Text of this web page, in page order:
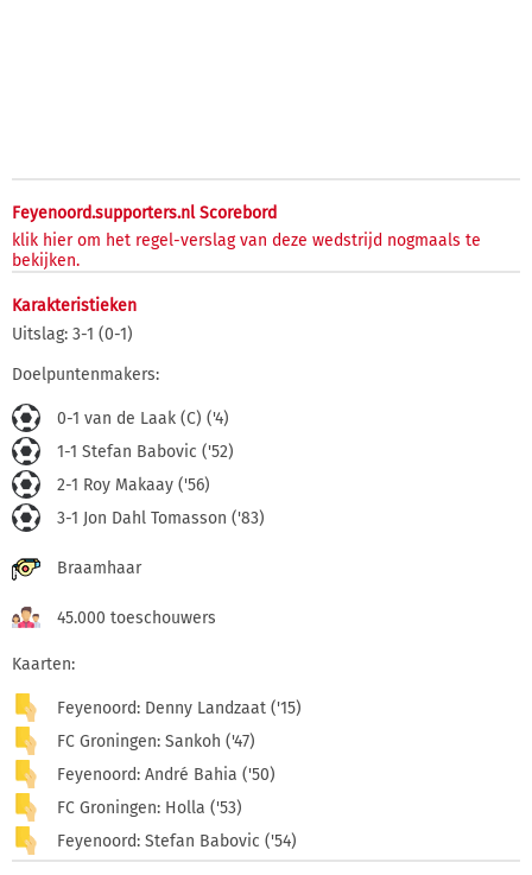
Feyenoord.supporters.nl Scorebord
klik hier om het regel-verslag van deze wedstrijd nogmaals te
bekijken.
Karakteristieken
Uitslag: 3-1 (0-1)
Doelpuntenmakers:
0-1 van de Laak (C) ('4)
1-1 Stefan Babovic ('52)
2-1 Roy Makaay ('56)
3-1 Jon Dahl Tomasson ('83)
Braamhaar
45.000 toeschouwers
Kaarten:
Feyenoord: Denny Landzaat ('15)
FC Groningen: Sankoh ('47)
Feyenoord: André Bahia ('50)
FC Groningen: Holla ('53)
Feyenoord: Stefan Babovic ('54)